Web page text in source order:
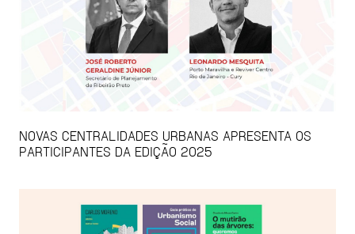
NOVAS CENTRALIDADES URBANAS APRESENTA OS
PARTICIPANTES DA EDIÇÃO 2025